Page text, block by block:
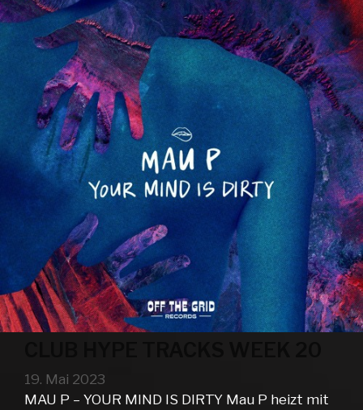
19. Mai 2023
MAU P – YOUR MIND IS DIRTY Mau P heizt mit